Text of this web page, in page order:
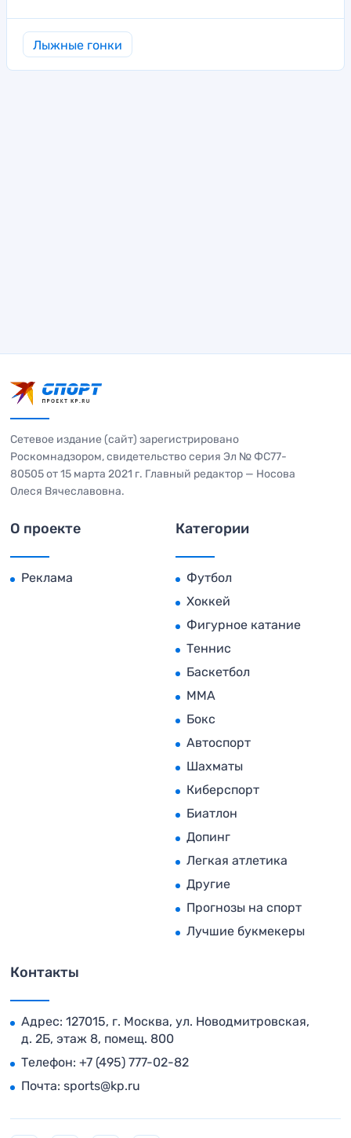
Лыжные гонки
Сетевое издание (сайт) зарегистрировано
Роскомнадзором, свидетельство серия Эл № ФС77-
80505 от 15 марта 2021 г. Главный редактор — Носова
Олеся Вячеславовна.
О проекте
Реклама
Категории
Футбол
Хоккей
Фигурное катание
Теннис
Баскетбол
MMA
Бокс
Автоспорт
Шахматы
Киберспорт
Биатлон
Допинг
Легкая атлетика
Другие
Прогнозы на спорт
Лучшие букмекеры
Контакты
Адрес: 127015, г. Москва, ул. Новодмитровская,
д. 2Б, этаж 8, помещ. 800
Телефон: +7 (495) 777-02-82
Почта: sports@kp.ru